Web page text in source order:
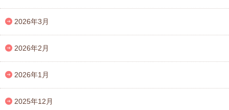
2026年3月
2026年2月
2026年1月
2025年12月